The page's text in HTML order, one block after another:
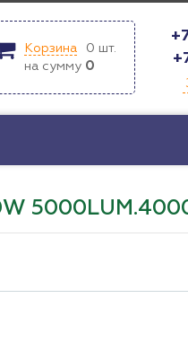
Корзина 0 шт.
на сумму 0